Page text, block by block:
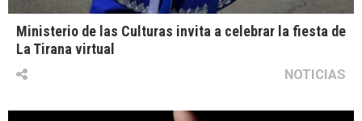
Ministerio de las Culturas invita a celebrar la fiesta de
La Tirana virtual
NOTICIAS